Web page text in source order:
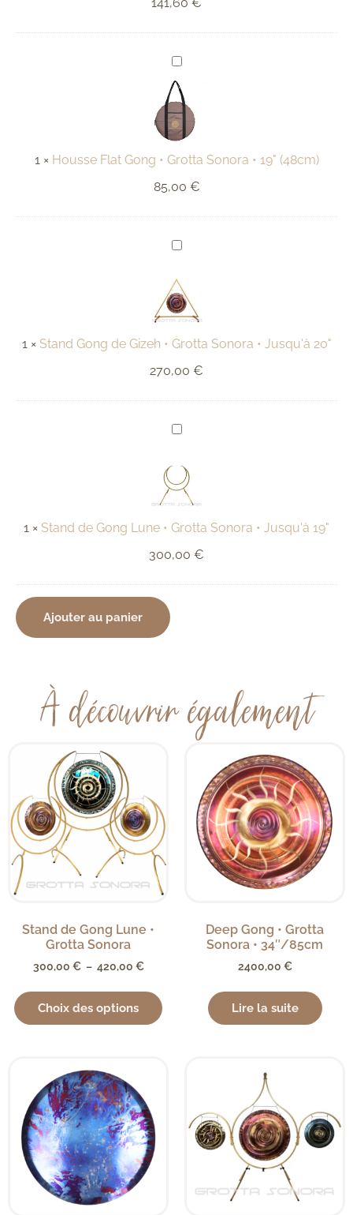
141,60 €
Housse
Gong
Grotta
Sonora
•
(48cm)
1× Housse Flat Gong • Grotta Sonora • 19" (48cm)
85,00 €
Stand
Gizeh
•
Grotta
Sonora
Jusqu'à
1× Stand Gong de Gizeh • Grotta Sonora • Jusqu'à 20"
270,00 €
Stand
Lune
Grotta
Sonora
Jusqu'à
1 × Stand de Gong Lune • Grotta Sonora • Jusqu'à 19"
300,00 €
Ajouter au panier
À découvrir également
Stand de Gong Lune •
Grotta Sonora
300,00 € – 420,00 €
Choix des options
Deep Gong • Grotta
Sonora • 34″/85cm
2400,00 €
Lire la suite